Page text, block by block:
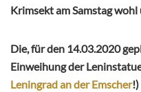
Krimsekt am Samstag
Die, für den 14.03.2020
Einweihung der
Leningrad an der Emscher!)